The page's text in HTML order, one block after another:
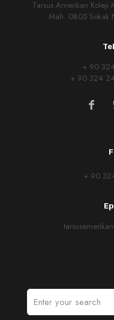
Tarsus Amerikan Koleji
Mah. 0805 Sokak
+ 90
+ 90 324
+ 90